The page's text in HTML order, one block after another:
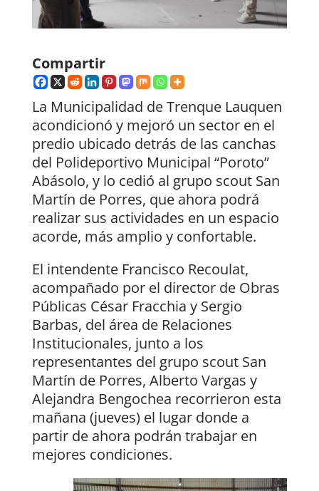
Compartir
La Municipalidad de Trenque Lauquen
acondicionó y mejoró un sector en el
predio ubicado detrás de las canchas
del Polideportivo Municipal “Poroto”
Abásolo, y lo cedió al grupo scout San
Martín de Porres, que ahora podrá
realizar sus actividades en un espacio
acorde, más amplio y confortable.
El intendente Francisco Recoulat,
acompañado por el director de Obras
Públicas César Fracchia y Sergio
Barbas, del área de Relaciones
Institucionales, junto a los
representantes del grupo scout San
Martín de Porres, Alberto Vargas y
Alejandra Bengochea recorrieron esta
mañana (jueves) el lugar donde a
partir de ahora podrán trabajar en
mejores condiciones.